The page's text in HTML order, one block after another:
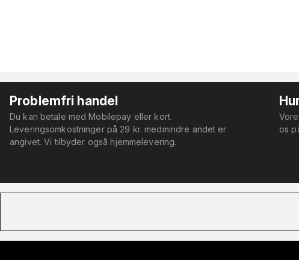
Problemfri handel
Du kan betale med Mobilepay eller kort.
Leveringsomkostninger på 29 kr. medmindre andet er
angivet. Vi tilbyder også hjemmelevering.
os